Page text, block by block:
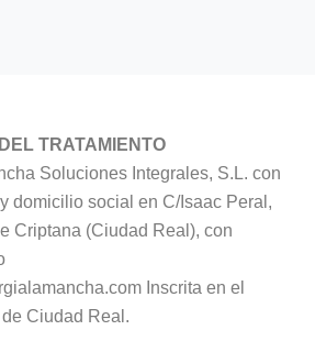
TRATAMIENTO
Soluciones Integrales, S.L. con
domicilio social en C/Isaac Peral,
Criptana (Ciudad Real), con
Inscrita en el
Ciudad Real.